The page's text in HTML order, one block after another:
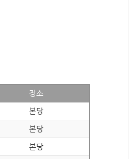
장소
본당
본당
본당